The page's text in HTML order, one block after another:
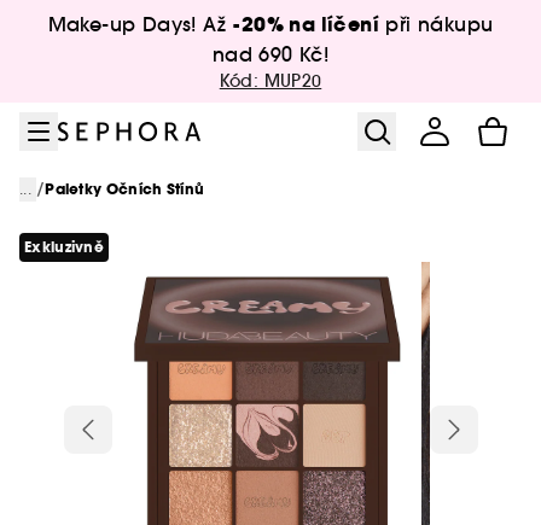
Přejít na hlavní obsah
Make-up Days! Až -20% na líčení při nákupu
nad 690 Kč!
Kód: MUP20
... /Paletky Očních Stínů
Exkluzivně